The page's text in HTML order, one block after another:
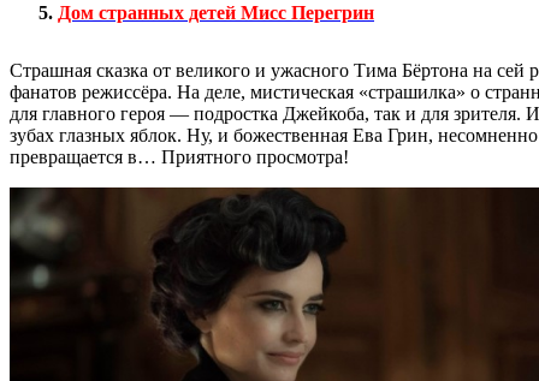
Дом странных детей Мисс Перегрин
Страшная сказка от великого и ужасного Тима Бёртона на
фанатов режиссёра. На деле, мистическая «страшилка» о
для главного героя — подростка Джейкоба, так и для зрителя.
зубах глазных яблок. Ну, и божественная Ева Грин,
превращается в… Приятного просмотра!